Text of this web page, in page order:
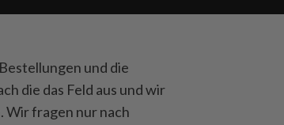
und die
die das Feld aus und wir
Wir fragen nur nach